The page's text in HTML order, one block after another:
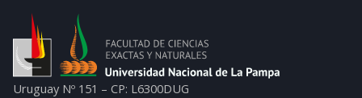
Uruguay Nº 151 – CP: L6300DUG